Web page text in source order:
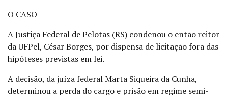
O CASO
A Justiça Federal de Pelotas (RS) condenou o então reitor
da UFPel, César Borges, por dispensa de licitação fora das
hipóteses previstas em lei.
A decisão, da juíza federal Marta Siqueira da Cunha,
determinou a perda do cargo e prisão em regime semi-